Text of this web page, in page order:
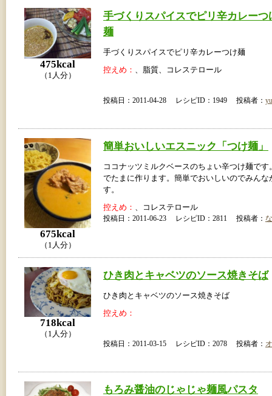
475kcal
（1人分）
手づくりスパイスでピリ辛カレーつ
麺
手づくりスパイスでピリ辛カレーつけ麺
控えめ： 、脂質、コレステロール
投稿日：2011-04-28 レシピID：1949 投稿者：
675kcal
（1人分）
簡単おいしいエスニック「つけ麺」
ココナッツミルクベースのちょい辛つけ麺です
でたまに作ります。簡単でおいしいのでみんな
す。
控えめ： 、コレステロール
投稿日：2011-06-23 レシピID：2811 投稿者：
718kcal
（1人分）
ひき肉とキャベツのソース焼きそば
ひき肉とキャベツのソース焼きそば
控えめ：
投稿日：2011-03-15 レシピID：2078 投稿者：
もろみ醤油のじゃじゃ麺風パスタ